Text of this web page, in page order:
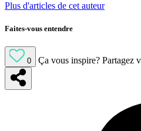
Plus d'articles de cet auteur
Faites-vous entendre
0 Ça vous inspire? Partagez